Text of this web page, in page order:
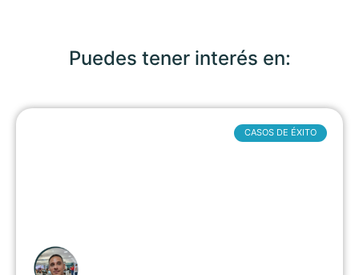
Puedes tener interés en:
CASOS DE ÉXITO